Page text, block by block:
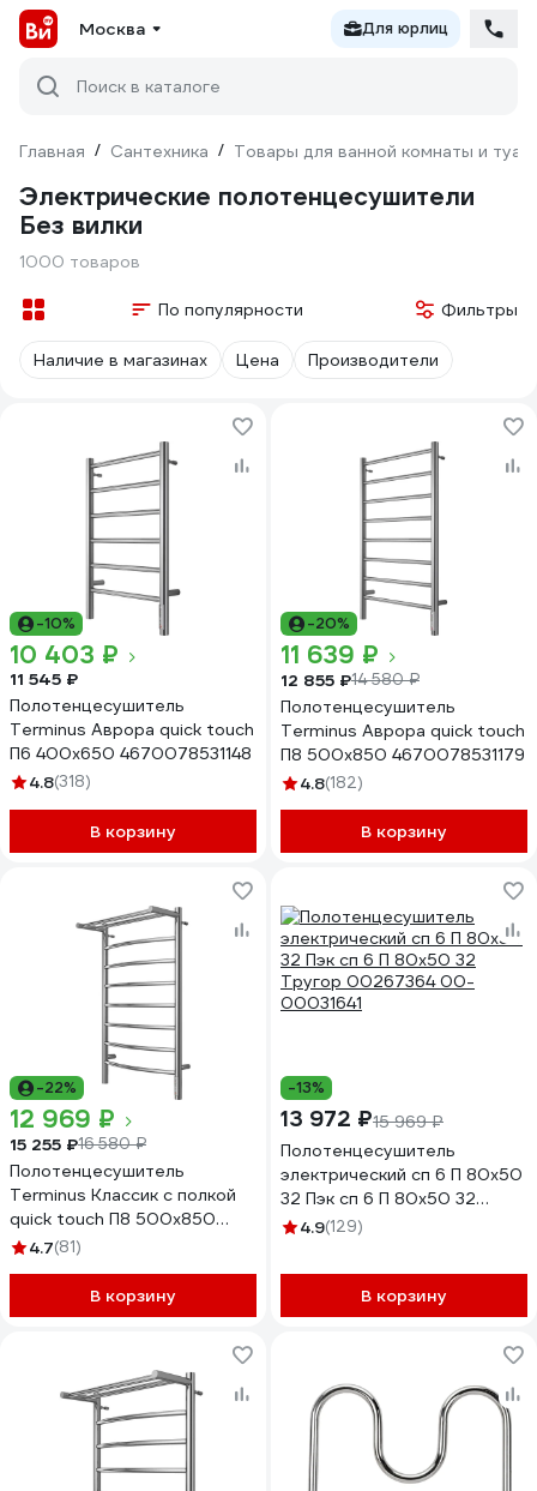
Москва Для юрлиц
Поиск в каталоге
Главная / Сантехника / Товары для ванной комнаты и
Электрические полотенцесушители
Без вилки
1000 товаров
По популярности Фильтры
Наличие в магазинах Цена Производители
-10%
10 403 ₽
11 545 ₽
Полотенцесушитель
Terminus Аврора quick touch
П6 400x650 4670078531148
4.8(318)
В корзину
-20%
11 639 ₽
12 855 ₽14 580 ₽
Полотенцесушитель
Terminus Аврора quick touch
П8 500x850 4670078531179
4.8(182)
В корзину
-22%
12 969 ₽
15 255 ₽16 580 ₽
Полотенцесушитель
Terminus Классик с полкой
quick touch П8 500x850
4670078531414
4.7(81)
В корзину
-13%
13 972 ₽15 969 ₽
Полотенцесушитель
электрический сп 6 П 80х50
32 Пэк сп 6 П 80х50 32
Тругор 00267364 00-
4.9(129)
В корзину